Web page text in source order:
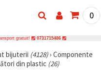
0
gratuit! 0731715486
bijuterii (4128)› Componente
din plastic (26)